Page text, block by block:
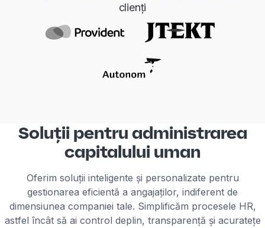
clienți
Soluții pentru administrarea
capitalului uman
Oferim soluții inteligente și personalizate pentru
gestionarea eficientă a angajaților, indiferent de
dimensiunea companiei tale. Simplificăm procesele HR,
astfel încât să ai control deplin, transparență și acuratețe